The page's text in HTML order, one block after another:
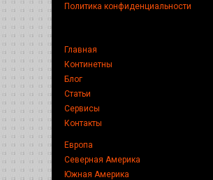
Политика конфиденциальности
Главная
Континетны
Блог
Статьи
Сервисы
Контакты
Европа
Северная Америка
Южная Америка